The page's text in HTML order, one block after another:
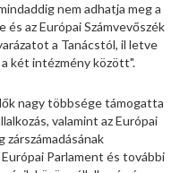
nem adhatja meg a
az Európai Számvevőszék
a Tanácstól, il letve
két intézmény között".
nagy többsége támogatta
valamint az Európai
Parlament és további